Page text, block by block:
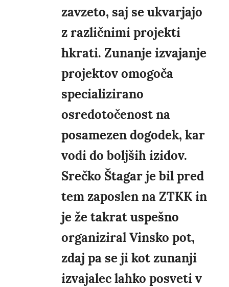
zavzeto, saj se ukvarjajo
z različnimi projekti
hkrati. Zunanje izvajanje
projektov omogoča
specializirano
osredotočenost na
posamezen dogodek, kar
vodi do boljših izidov.
Srečko Štagar je bil pred
tem zaposlen na ZTKK in
je že takrat uspešno
organiziral Vinsko pot,
zdaj pa se ji kot zunanji
izvajalec lahko posveti v